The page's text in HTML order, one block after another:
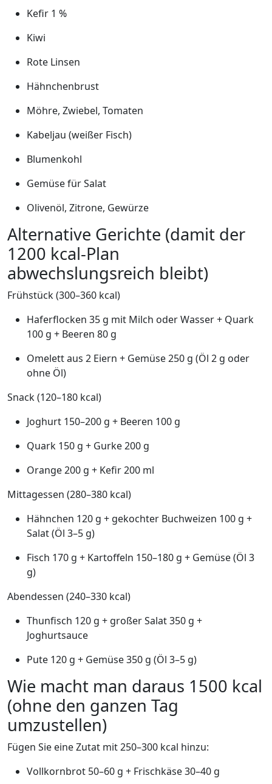
Kefir 1 %
Kiwi
Rote Linsen
Hähnchenbrust
Möhre, Zwiebel, Tomaten
Kabeljau (weißer Fisch)
Blumenkohl
Gemüse für Salat
Olivenöl, Zitrone, Gewürze
Alternative Gerichte (damit der
1200 kcal-Plan
abwechslungsreich bleibt)
Frühstück (300–360 kcal)
Haferflocken 35 g mit Milch oder Wasser + Quark
100 g + Beeren 80 g
Omelett aus 2 Eiern + Gemüse 250 g (Öl 2 g oder
ohne Öl)
Snack (120–180 kcal)
Joghurt 150–200 g + Beeren 100 g
Quark 150 g + Gurke 200 g
Orange 200 g + Kefir 200 ml
Mittagessen (280–380 kcal)
Hähnchen 120 g + gekochter Buchweizen 100 g +
Salat (Öl 3–5 g)
Fisch 170 g + Kartoffeln 150–180 g + Gemüse (Öl 3
g)
Abendessen (240–330 kcal)
Thunfisch 120 g + großer Salat 350 g +
Joghurtsauce
Pute 120 g + Gemüse 350 g (Öl 3–5 g)
Wie macht man daraus 1500 kcal
(ohne den ganzen Tag
umzustellen)
Fügen Sie eine Zutat mit 250–300 kcal hinzu:
Vollkornbrot 50–60 g + Frischkäse 30–40 g